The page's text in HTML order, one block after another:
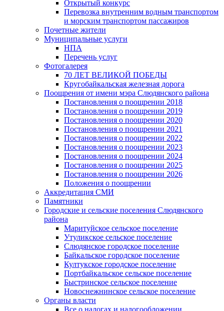
Открытый конкурс
Перевозка внутренним водным транспортом
и морским транспортом пассажиров
Почетные жители
Муниципальные услуги
НПА
Перечень услуг
Фотогалерея
70 ЛЕТ ВЕЛИКОЙ ПОБЕДЫ
Кругобайкальская железная дорога
Поощрения от имени мэра Слюдянского района
Постановления о поощрении 2018
Постановления о поощрении 2019
Постановления о поощрении 2020
Постановления о поощрении 2021
Постановления о поощрении 2022
Постановления о поощрении 2023
Постановления о поощрении 2024
Постановления о поощрении 2025
Постановления о поощрении 2026
Положения о поощрении
Аккредитация СМИ
Памятники
Городские и сельские поселения Слюдянского
района
Маритуйское сельское поселение
Утуликское сельское поселение
Слюдянское городское поселение
Байкальское городское поселение
Култукское городское поселение
Портбайкальское сельское поселение
Быстринское сельское поселение
Новоснежнинское сельское поселение
Органы власти
Все о налогах и налогообложении